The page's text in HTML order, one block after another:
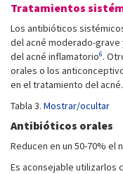
Tratamientos
Los antibióticos
del acné moderado-
del acné inflamatorio6.
orales o los
en el tratamiento del acné.
Tabla 3. Mostrar/ocultar
Antibióticos orales
Reducen en un 50-70% el
Es aconsejable